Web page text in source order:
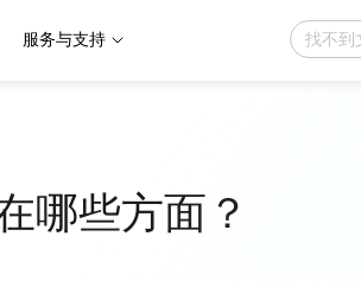
服务与支持
哪些方面？